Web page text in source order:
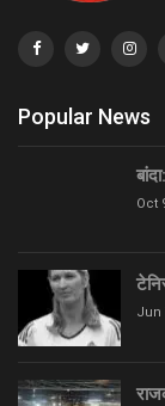
Popular News
Oct
Jun